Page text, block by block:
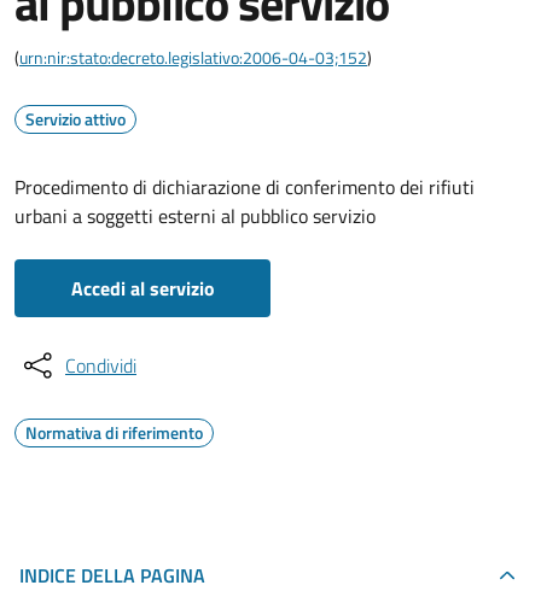
(urn:nir:stato:decreto.legislativo:2006-04-03;152)
Servizio attivo
Procedimento di dichiarazione di conferimento dei rifiuti
urbani a soggetti esterni al pubblico servizio
Accedi al servizio
Condividi
Normativa di riferimento
INDICE DELLA PAGINA